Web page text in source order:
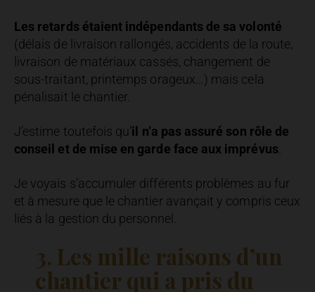
Les retards étaient indépendants de sa volonté
(délais de livraison rallongés, accidents de la route,
livraison de matériaux cassés, changement de
sous-traitant, printemps orageux…) mais cela
pénalisait le chantier.
J’estime toutefois qu’il n’a pas assuré son rôle de
conseil et de mise en garde face aux imprévus
Je voyais s’accumuler différents problèmes au fur
et à mesure que le chantier avançait y compris ceux
liés à la gestion du personnel.
3. Les mille raisons d’un
chantier qui a pris du